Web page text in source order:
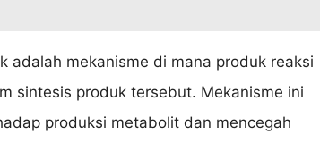
adalah mekanisme di mana produk reaksi
sintesis produk tersebut. Mekanisme ini
produksi metabolit dan mencegah